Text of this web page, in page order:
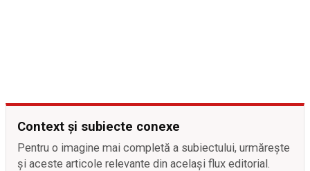
Context și subiecte conexe
Pentru o imagine mai completă a subiectului, urmărește
și aceste articole relevante din același flux editorial.